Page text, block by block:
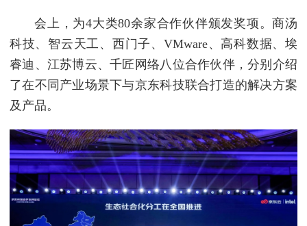
会上，为4大类80余家合作伙伴颁发奖项。商汤
科技、智云天工、西门子、VMware、高科数据、埃
睿迪、江苏博云、千匠网络八位合作伙伴，分别介绍
了在不同产业场景下与京东科技联合打造的解决方案
及产品。